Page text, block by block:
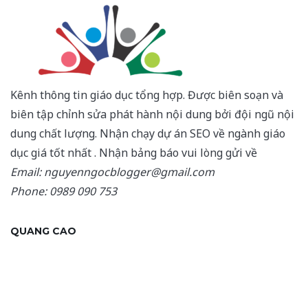
Kênh thông tin giáo dục tổng hợp. Được biên soạn và
biên tập chỉnh sửa phát hành nội dung bởi đội ngũ nội
dung chất lượng. Nhận chạy dự án SEO về ngành giáo
dục giá tốt nhất . Nhận bảng báo vui lòng gửi về
Email: nguyenngocblogger@gmail.com
Phone: 0989 090 753
QUANG CAO